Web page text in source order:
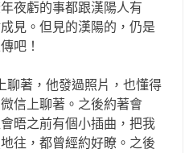
夜虧的事都跟漢陽人有
見。但見的漢陽的，仍是
吧！
著，他發過照片，也懂得
信上聊著。之後約著會
晤之前有個小插曲，把我
往，都曾經約好瞭。之後